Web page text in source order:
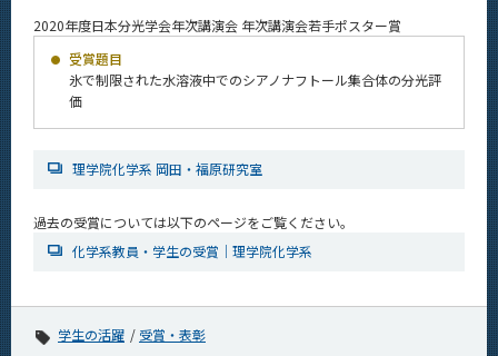
2020年度日本分光学会年次講演会 年次講演会若手ポスター賞
受賞題目
氷で制限された水溶液中でのシアノナフトール集合体の分光評
価
理学院化学系 岡田・福原研究室
過去の受賞については以下のページをご覧ください。
化学系教員・学生の受賞｜理学院化学系
学生の活躍
受賞・表彰
News
News 一覧
カテゴリ別
イベントカレンダー
Event Calendar